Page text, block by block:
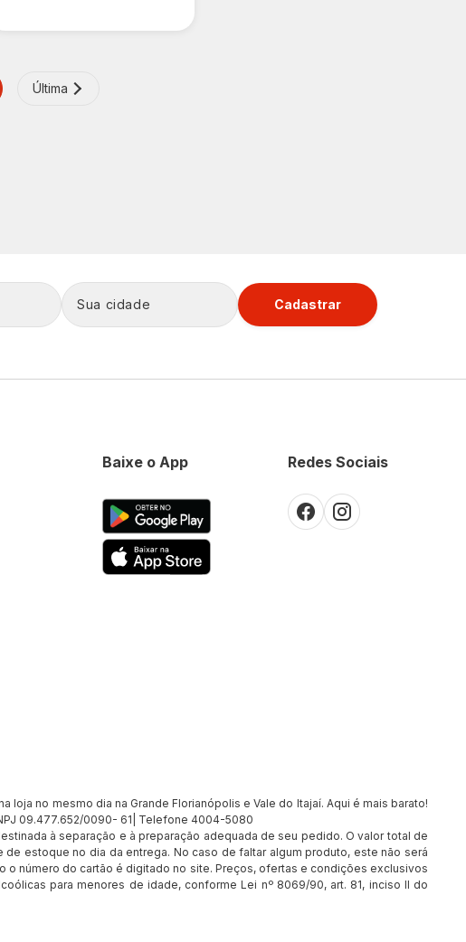
Última
Cadastrar
Redes Sociais
Baixe o App
no mesmo dia na Grande Florianópolis e Vale do Itajaí. Aqui é mais barato!
09.477.652/0090- 61| Telefone 4004-5080
à separação e à preparação adequada de seu pedido. O valor total de
estoque no dia da entrega. No caso de faltar algum produto, este não será
número do cartão é digitado no site. Preços, ofertas e condições exclusivos
para menores de idade, conforme Lei nº 8069/90, art. 81, inciso II do